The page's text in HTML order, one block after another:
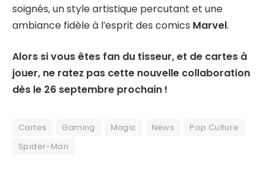
soignés, un style artistique percutant et une
ambiance fidèle à l’esprit des comics Marvel.
Alors si vous êtes fan du tisseur, et de cartes à
jouer, ne ratez pas cette nouvelle collaboration
dès le 26 septembre prochain !
Cartes Gaming Magic News
Pop Culture
Spider-Man